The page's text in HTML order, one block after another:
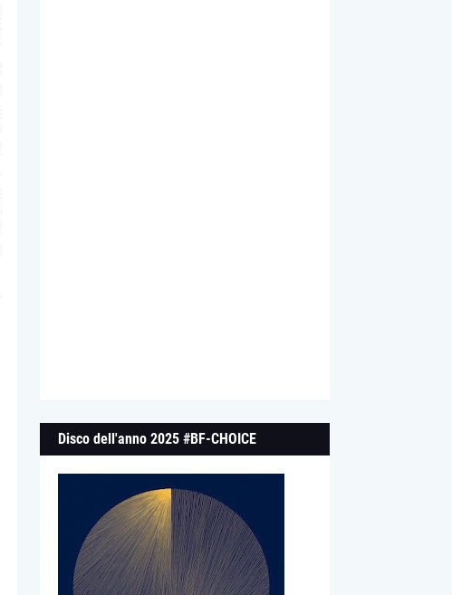
Disco dell'anno 2025 #BF-CHOICE